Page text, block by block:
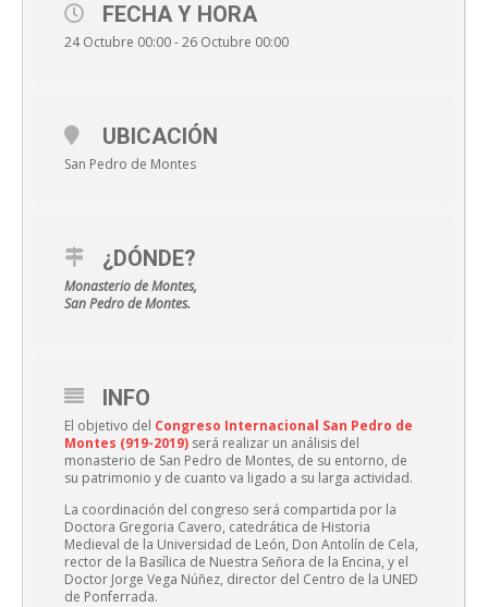
FECHA Y HORA
24 Octubre 00:00 - 26 Octubre 00:00
UBICACIÓN
San Pedro de Montes
¿DÓNDE?
Monasterio de Montes,
San Pedro de Montes.
INFO
El objetivo del Congreso Internacional San Pedro de
Montes (919-2019) será realizar un análisis del
monasterio de San Pedro de Montes, de su entorno, de
su patrimonio y de cuanto va ligado a su larga actividad.
La coordinación del congreso será compartida por la
Doctora Gregoria Cavero, catedrática de Historia
Medieval de la Universidad de León, Don Antolín de Cela,
rector de la Basílica de Nuestra Señora de la Encina, y el
Doctor Jorge Vega Núñez, director del Centro de la UNED
de Ponferrada.